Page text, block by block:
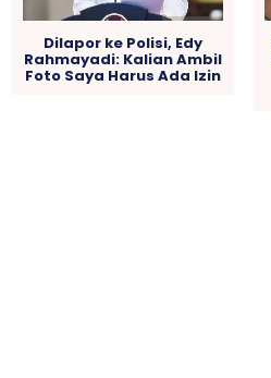
Dilapor ke Polisi, Edy
Rahmayadi: Kalian Ambil
Foto Saya Harus Ada Izin